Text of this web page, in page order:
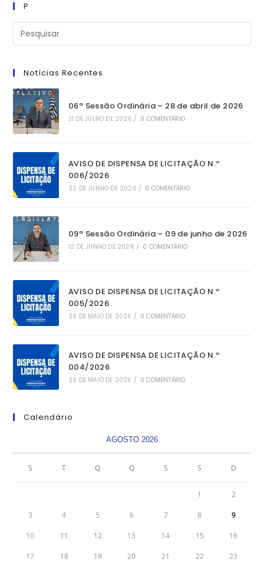
PAULISTA
P
Notícias Recentes
06ª Sessão Ordinária – 28 de abril de 2026
31 DE JULHO DE 2026 / 0 COMENTÁRIO
AVISO DE DISPENSA DE LICITAÇÃO N.º
006/2026
22 DE JUNHO DE 2026 / 0 COMENTÁRIO
09ª Sessão Ordinária – 09 de junho de 2026
12 DE JUNHO DE 2026 / 0 COMENTÁRIO
AVISO DE DISPENSA DE LICITAÇÃO N.º
005/2026
29 DE MAIO DE 2026 / 0 COMENTÁRIO
AVISO DE DISPENSA DE LICITAÇÃO N.º
004/2026
29 DE MAIO DE 2026 / 0 COMENTÁRIO
Calendário
AGOSTO 2026
S T Q Q S S D
1 2
3 4 5 6 7 8 9
10 11 12 13 14 15 16
17 18 19 20 21 22 23